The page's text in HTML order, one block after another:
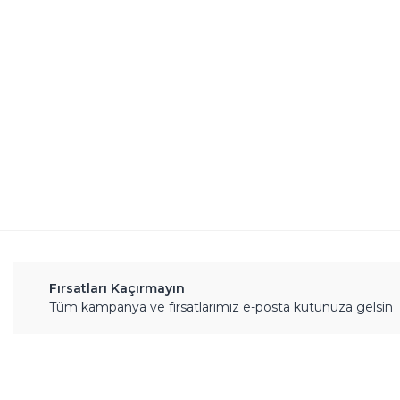
Fırsatları Kaçırmayın
Tüm kampanya ve fırsatlarımız e-posta kutunuza gelsin